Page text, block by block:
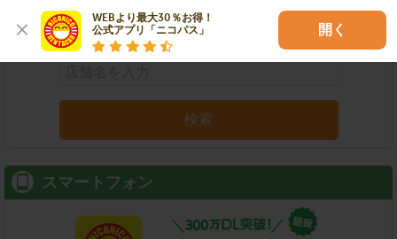
WEBより最大30％お得！
公式アプリ「ニコパス」
開く
店舗名 駅名 空港名
検索
スマートフォン